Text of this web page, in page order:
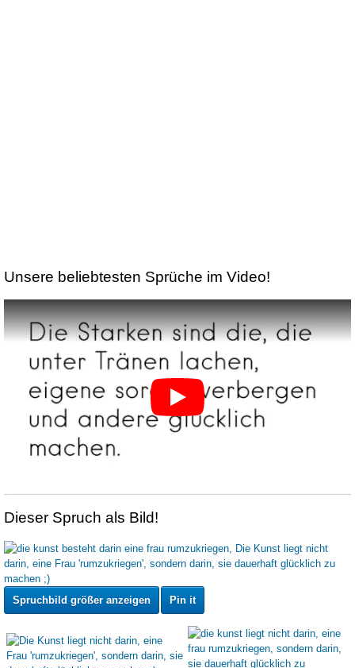
Unsere beliebtesten Sprüche im Video!
Dieser Spruch als Bild!
Spruchbild größer anzeigen Pin it